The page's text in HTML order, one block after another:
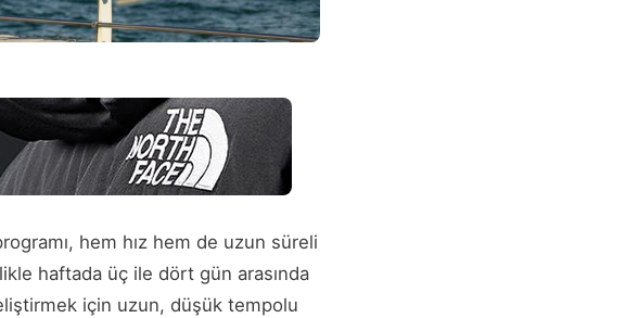
hem hız hem de uzun süreli
haftada üç ile dört gün arasında
için uzun, düşük tempolu